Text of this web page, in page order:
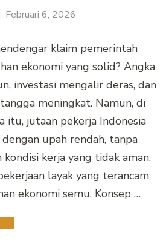
Februari 6, 2026
klaim pemerintah
ekonomi yang solid? Angka
investasi mengalir deras, dan
meningkat. Namun, di
itu, jutaan pekerja Indonesia
upah rendah, tanpa
kondisi kerja yang tidak aman.
layak yang terancam
ekonomi semu. Konsep …